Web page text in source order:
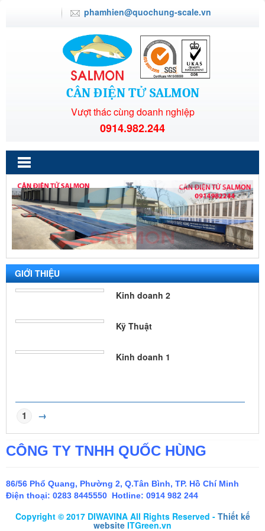
phamhien@quochung-scale.vn
CÂN ĐIỆN TỬ SALMON
Vượt thác cùng doanh nghiệp
0914.982.244
GIỚI THIỆU
Kinh doanh 2
Kỹ Thuật
Kinh doanh 1
1 →
CÔNG TY TNHH QUỐC HÙNG
86/56 Phổ Quang, Phường 2, Q.Tân Bình, TP. Hồ Chí Minh
Điện thoại: 0283 8445550 Hotline: 0914 982 244
Copyright © 2017 DIWAVINA All Rights Reserved - Thiết kế
website ITGreen.vn